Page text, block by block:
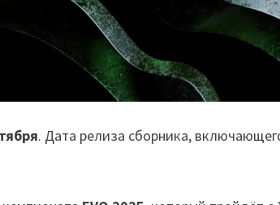
. Дата релиза сборника,